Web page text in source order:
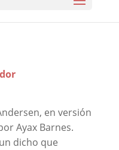
en versión
Ayax Barnes.
dicho que